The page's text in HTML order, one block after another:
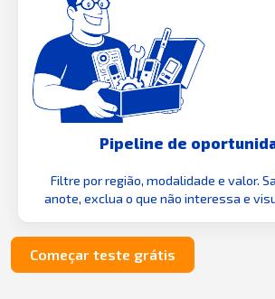
Pipeline de
Filtre por região, modalidade e valor.
anote, exclua o que não interessa e
Começar teste grátis